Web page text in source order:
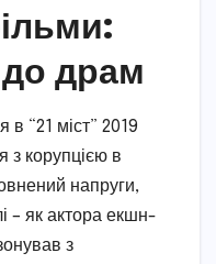
до драм
“21 міст” 2019
з корупцією в
напруги,
– як актора екшн-
з